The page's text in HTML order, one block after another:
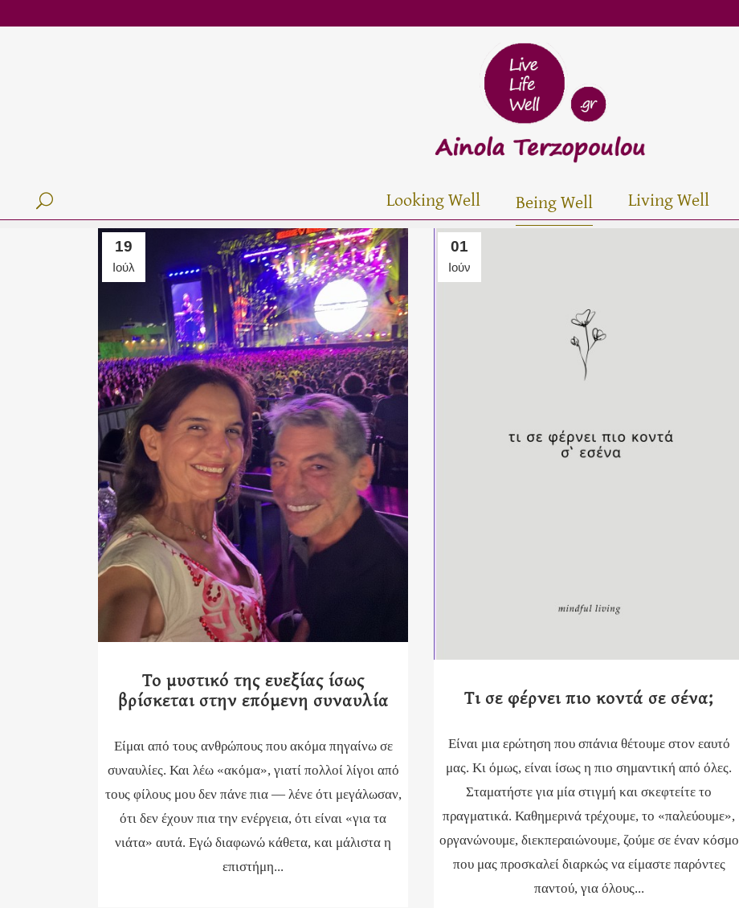
Looking Well Being Well Living Well
19
Ιούλ
Το μυστικό της ευεξίας ίσως
βρίσκεται στην επόμενη συναυλία
Είμαι από τους ανθρώπους που ακόμα πηγαίνω σε
συναυλίες. Και λέω «ακόμα», γιατί πολλοί λίγοι από
τους φίλους μου δεν πάνε πια — λένε ότι μεγάλωσαν,
ότι δεν έχουν πια την ενέργεια, ότι είναι «για τα
νιάτα» αυτά. Εγώ διαφωνώ κάθετα, και μάλιστα η
επιστήμη...
01
Ιούν
Τι σε φέρνει πιο κοντά σε σένα;
Είναι μια ερώτηση που σπάνια θέτουμε στον εαυτό
μας. Κι όμως, είναι ίσως η πιο σημαντική από όλες.
Σταματήστε για μία στιγμή και σκεφτείτε το
πραγματικά. Καθημερινά τρέχουμε, το «παλεύουμε»,
οργανώνουμε, διεκπεραιώνουμε, ζούμε σε έναν κόσμο
που μας προσκαλεί διαρκώς να είμαστε παρόντες
παντού, για όλους...